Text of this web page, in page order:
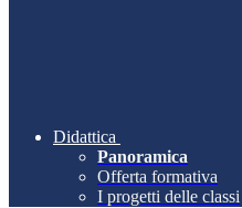
Didattica
Panoramica
Offerta formativa
I progetti delle classi